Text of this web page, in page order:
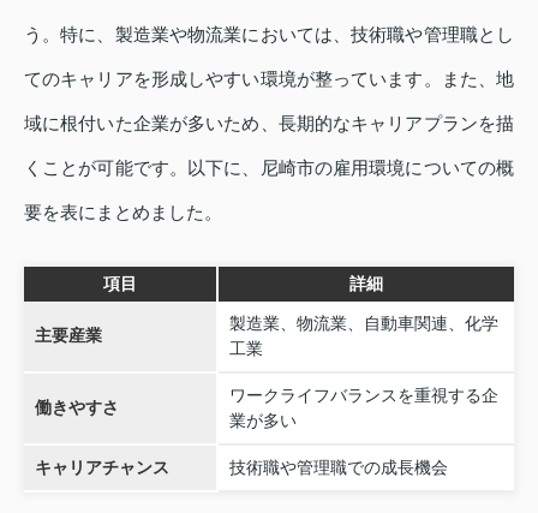
う。特に、製造業や物流業においては、技術職や管理職とし
てのキャリアを形成しやすい環境が整っています。また、地
域に根付いた企業が多いため、長期的なキャリアプランを描
くことが可能です。以下に、尼崎市の雇用環境についての概
要を表にまとめました。
項目 詳細
主要産業
製造業、物流業、自動車関連、化学
工業
働きやすさ
ワークライフバランスを重視する企
業が多い
キャリアチャンス 技術職や管理職での成長機会